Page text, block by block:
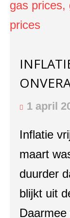
1 april
Inflatie
maart
duurder
blijkt uit